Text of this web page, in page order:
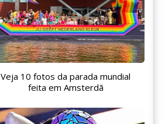
Veja 10 fotos da parada mundial
feita em Amsterdã